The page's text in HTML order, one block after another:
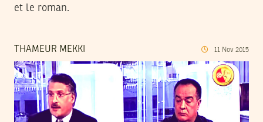
et le roman.
THAMEUR MEKKI 11 Nov 2015